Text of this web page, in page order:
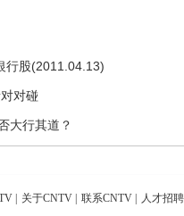
行股(2011.04.13)
对碰
大行其道？
| 关于CNTV | 联系CNTV | 人才招聘